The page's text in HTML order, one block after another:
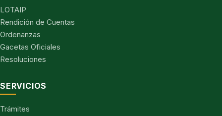
LOTAIP
Rendición de Cuentas
Ordenanzas
Gacetas Oficiales
Resoluciones
SERVICIOS
Trámites